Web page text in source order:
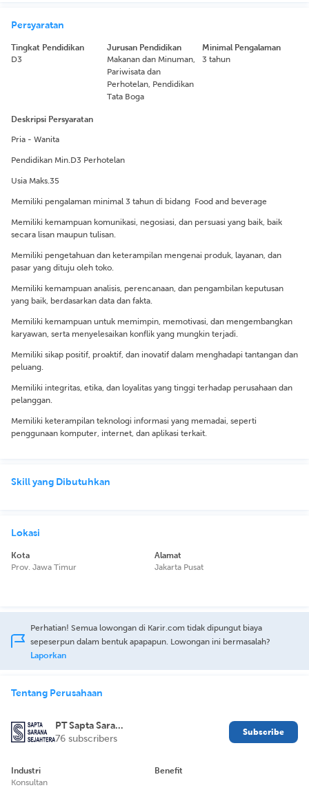
Persyaratan
Tingkat Pendidikan
D3
Jurusan Pendidikan
Makanan dan Minuman,
Pariwisata dan
Perhotelan, Pendidikan
Tata Boga
Minimal Pengalaman
3 tahun
Deskripsi Persyaratan
Pria - Wanita
Pendidikan Min.D3 Perhotelan
Usia Maks.35
Memiliki pengalaman minimal 3 tahun di bidang Food and beverage
Memiliki kemampuan komunikasi, negosiasi, dan persuasi yang baik, baik
secara lisan maupun tulisan.
Memiliki pengetahuan dan keterampilan mengenai produk, layanan, dan
pasar yang dituju oleh toko.
Memiliki kemampuan analisis, perencanaan, dan pengambilan keputusan
yang baik, berdasarkan data dan fakta.
Memiliki kemampuan untuk memimpin, memotivasi, dan mengembangkan
karyawan, serta menyelesaikan konflik yang mungkin terjadi.
Memiliki sikap positif, proaktif, dan inovatif dalam menghadapi tantangan dan
peluang.
Memiliki integritas, etika, dan loyalitas yang tinggi terhadap perusahaan dan
pelanggan.
Memiliki keterampilan teknologi informasi yang memadai, seperti
penggunaan komputer, internet, dan aplikasi terkait.
Skill yang Dibutuhkan
Lokasi
Kota
Prov. Jawa Timur
Alamat
Jakarta Pusat
Perhatian! Semua lowongan di Karir.com tidak dipungut biaya
sepeserpun dalam bentuk apapapun. Lowongan ini bermasalah?
Laporkan
Tentang Perusahaan
PT Sapta Sarana Sejahtera
76 subscribers
Subscribe
Industri
Konsultan
Benefit